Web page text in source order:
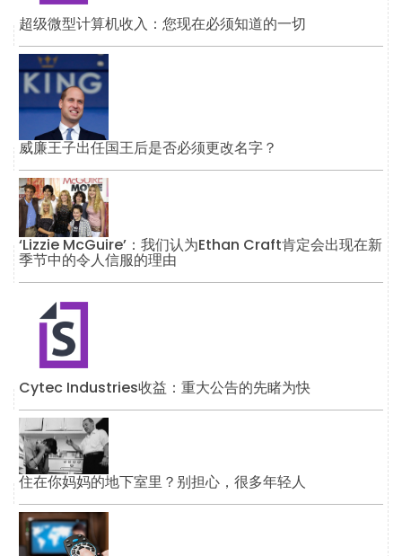
超级微型计算机收入：您现在必须知道的一切
威廉王子出任国王后是否必须更改名字？
‘Lizzie McGuire’：我们认为Ethan Craft肯定会出现在新
季节中的令人信服的理由
Cytec Industries收益：重大公告的先睹为快
住在你妈妈的地下室里？别担心，很多年轻人